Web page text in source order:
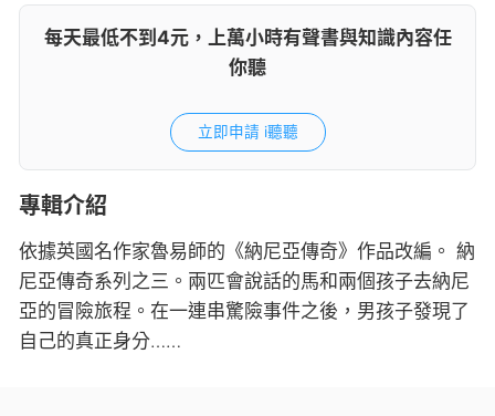
每天最低不到4元，上萬小時有聲書與知識內容任
你聽
立即申請 i聽聽
專輯介紹
依據英國名作家魯易師的《納尼亞傳奇》作品改編。 納
尼亞傳奇系列之三。兩匹會說話的馬和兩個孩子去納尼
亞的冒險旅程。在一連串驚險事件之後，男孩子發現了
自己的真正身分……